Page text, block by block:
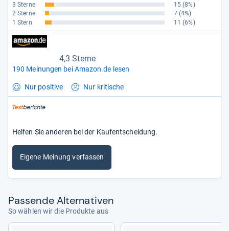
3 Sterne
15 (8%)
2 Sterne
7 (4%)
1 Stern
11 (6%)
4,3 Sterne
190 Meinungen bei Amazon.de lesen
Nur positive Nur kritische
Helfen Sie anderen bei der Kaufentscheidung.
Eigene Meinung verfassen
Pas­sende Alter­na­ti­ven
So wählen wir die Produkte aus